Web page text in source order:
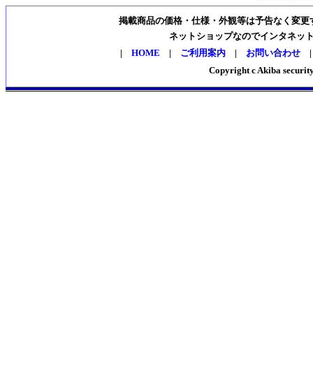
掲載商品の価格・仕様・外観等は予告なく変
ネットショップなのでインタネッ
| HOME | ご利用案内 | お問い合わせ
Copyright c Akiba